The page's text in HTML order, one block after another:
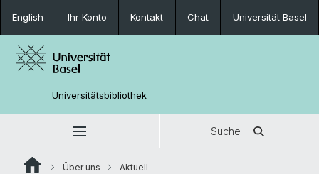
English Ihr Konto Kontakt Chat Universität Basel
Universitätsbibliothek
Suche
Über uns
Aktuell